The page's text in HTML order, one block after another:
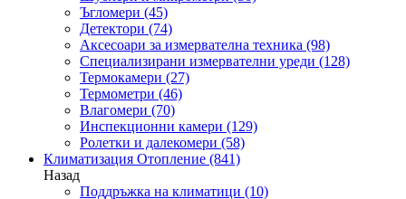
Ъгломери (45)
Детектори (74)
Аксесоари за измервателна техника (98)
Специализирани измервателни уреди (128)
Термокамери (27)
Термометри (46)
Влагомери (70)
Инспекционни камери (129)
Ролетки и далекомери (58)
Климатизация Отопление (841)
Назад
Поддръжка на климатици (10)